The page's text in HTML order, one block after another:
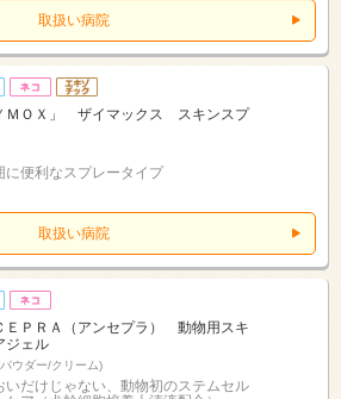
取扱い病院
ＭＯＸ」 ザイマックス スキンスプ
に便利なスプレータイプ
取扱い病院
ＥＰＲＡ（アンセプラ） 動物用スキ
ジェル
ウダー/クリーム)
いだけじゃない、動物初のステムセル